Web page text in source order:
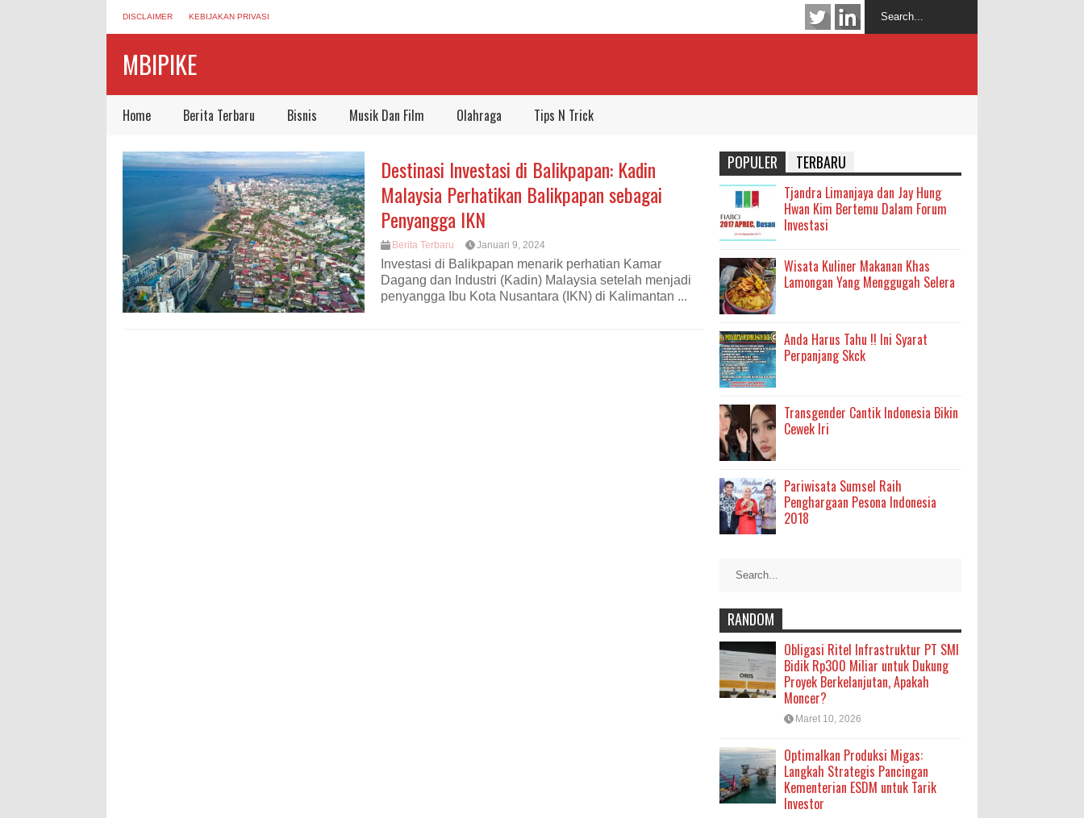
DISCLAIMER KEBIJAKAN PRIVASI
MBIPIKE
Home Berita Terbaru Bisnis Musik Dan Film Olahraga Tips N Trick
Destinasi Investasi di Balikpapan: Kadin
Malaysia Perhatikan Balikpapan sebagai
Penyangga IKN
Berita Terbaru Januari 9, 2024
Investasi di Balikpapan menarik perhatian Kamar
Dagang dan Industri (Kadin) Malaysia setelah menjadi
penyangga Ibu Kota Nusantara (IKN) di Kalimantan ...
POPULER TERBARU
Tjandra Limanjaya dan Jay Hung
Hwan Kim Bertemu Dalam Forum
Investasi
Wisata Kuliner Makanan Khas
Lamongan Yang Menggugah Selera
Anda Harus Tahu !! Ini Syarat
Perpanjang Skck
Transgender Cantik Indonesia Bikin
Cewek Iri
Pariwisata Sumsel Raih
Penghargaan Pesona Indonesia
2018
RANDOM
Obligasi Ritel Infrastruktur PT SMI
Bidik Rp300 Miliar untuk Dukung
Proyek Berkelanjutan, Apakah
Moncer?
Maret 10, 2026
Optimalkan Produksi Migas:
Langkah Strategis Pancingan
Kementerian ESDM untuk Tarik
Investor